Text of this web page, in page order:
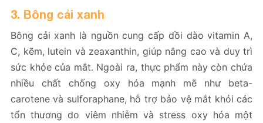
3. Bông cải xanh
Bông cải xanh là nguồn cung cấp dồi dào vitamin A,
C, kẽm, lutein và zeaxanthin, giúp nâng cao và duy trì
sức khỏe của mắt. Ngoài ra, thực phẩm này còn chứa
nhiều chất chống oxy hóa mạnh mẽ như beta-
carotene và sulforaphane, hỗ trợ bảo vệ mắt khỏi các
tổn thương do viêm nhiễm và stress oxy hóa một